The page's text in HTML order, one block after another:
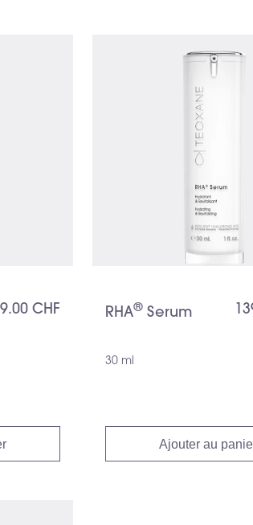
CHF RHA® ️ Serum
30 ml
Ajouter au